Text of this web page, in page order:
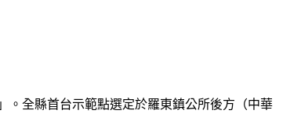
。全縣首台示範點選定於羅東鎮公所後方（中華